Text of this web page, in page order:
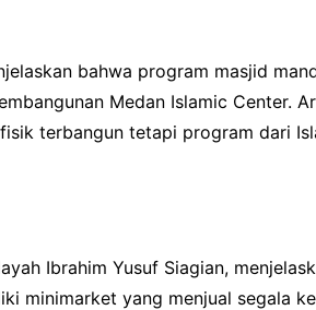
bahwa program masjid
Medan Islamic Center.
terbangun tetapi program dari
Ibrahim Yusuf Siagian,
minimarket yang menjual segala